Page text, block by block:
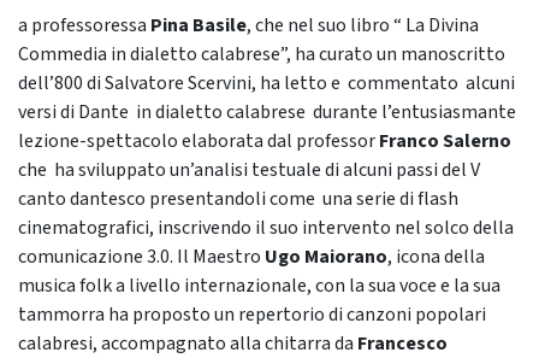
a professoressa Pina Basile, che nel suo libro “ La Divina
Commedia in dialetto calabrese”, ha curato un manoscritto
dell’800 di Salvatore Scervini, ha letto e commentato alcuni
versi di Dante in dialetto calabrese durante l’entusiasmante
lezione-spettacolo elaborata dal professorFranco Salerno
che ha sviluppato un’analisi testuale di alcuni passi del V
canto dantesco presentandoli come una serie di flash
cinematografici, inscrivendo il suo intervento nel solco della
comunicazione 3.0. Il Maestro Ugo Maiorano, icona della
musica folk a livello internazionale, con la sua voce e la sua
tammorra ha proposto un repertorio di canzoni popolari
calabresi, accompagnato alla chitarra da Francesco